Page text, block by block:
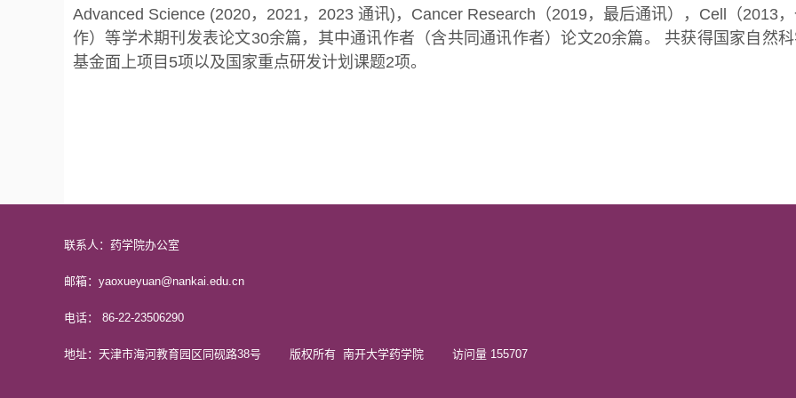
Advanced Science (2020，2021，2023 通讯)，Cancer Research（2019，最后通讯），Cell（2013
作）等学术期刊发表论文30余篇，其中通讯作者（含共同通讯作者）论文20余篇。 共获得国家自然
基金面上项目5项以及国家重点研发计划课题2项。
联系人：药学院办公室
邮箱：yaoxueyuan@nankai.edu.cn
电话： 86-22-23506290
地址：天津市海河教育园区同砚路38号 版权所有 南开大学药学院 访问量 155707